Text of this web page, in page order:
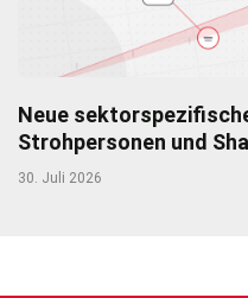
Neue
Strohpersonen und
30. Juli 2026